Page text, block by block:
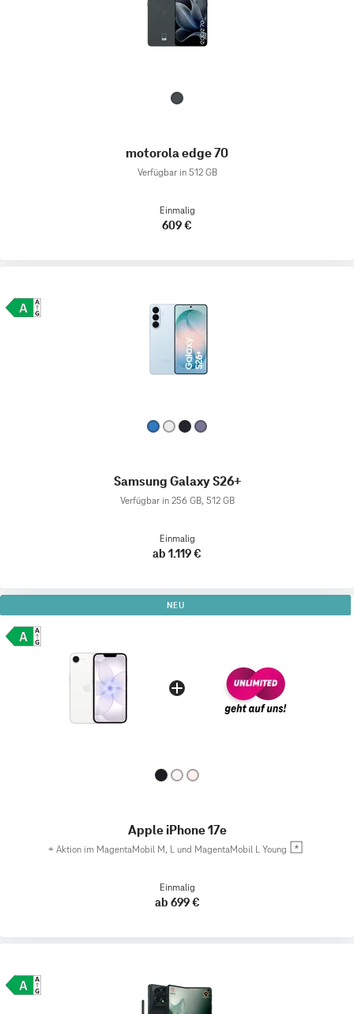
motorola edge 70
Verfügbar in 512 GB
Einmalig
609 €
Samsung Galaxy S26+
Verfügbar in 256 GB, 512 GB
Einmalig
ab 1.119 €
NEU
Apple iPhone 17e
+ Aktion im MagentaMobil M, L und MagentaMobil L Young
Einmalig
ab 699 €